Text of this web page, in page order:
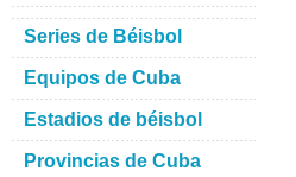
Series de Béisbol
Equipos de Cuba
Estadios de béisbol
Provincias de Cuba